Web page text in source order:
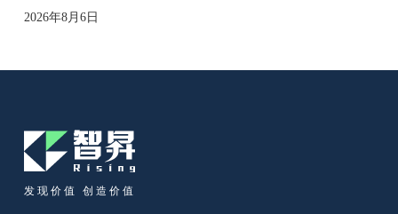
2026年8月6日
发现价值 创造价值